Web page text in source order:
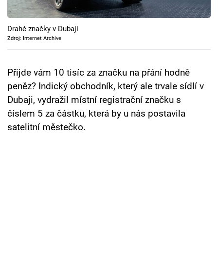
Cool Esport
Pořady
Sledujte prima+
Přihlášení
Drahé značky v Dubaji
Zdroj: Internet Archive
Přijde vám 10 tisíc za značku na přání hodně
peněz? Indický obchodník, který ale trvale sídlí v
Dubaji, vydražil místní registrační značku s
číslem 5 za částku, která by u nás postavila
satelitní městečko.